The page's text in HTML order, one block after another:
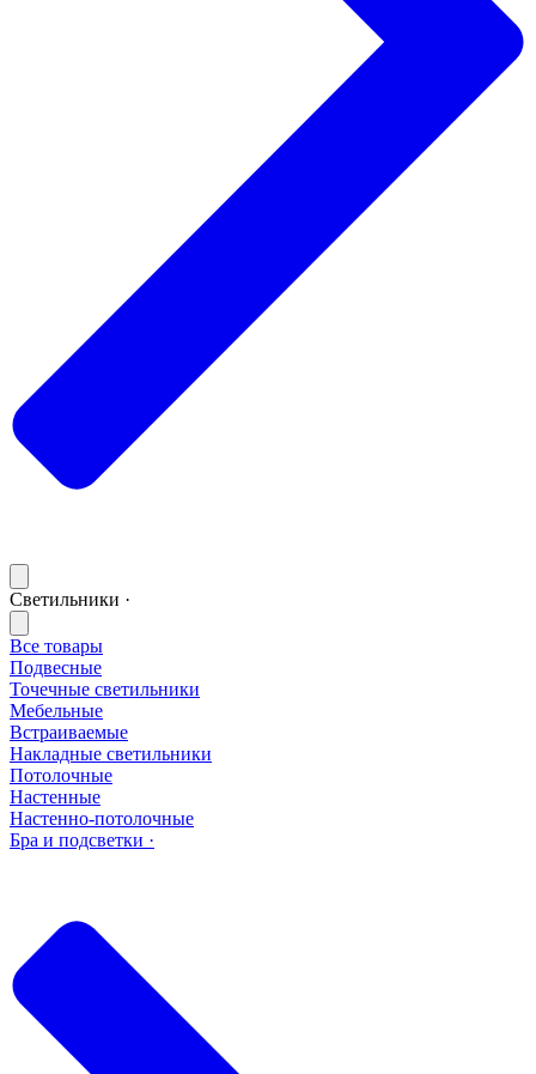
Светильники ·
Все товары
Подвесные
Точечные светильники
Мебельные
Встраиваемые
Накладные светильники
Потолочные
Настенные
Настенно-потолочные
Бра и подсветки ·